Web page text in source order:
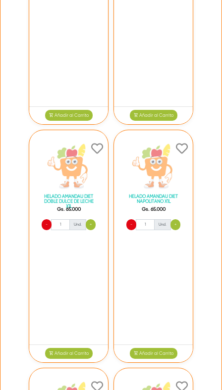
Añadir al Carrito Añadir al Carrito
HELADO AMANDAU DIET
DOBLE DULCE DE LECHE
X1L
Gs. 65.000
- Und. +
Añadir al Carrito
HELADO AMANDAU DIET
NAPOLITANO X1L
Gs. 65.000
- Und. +
Añadir al Carrito